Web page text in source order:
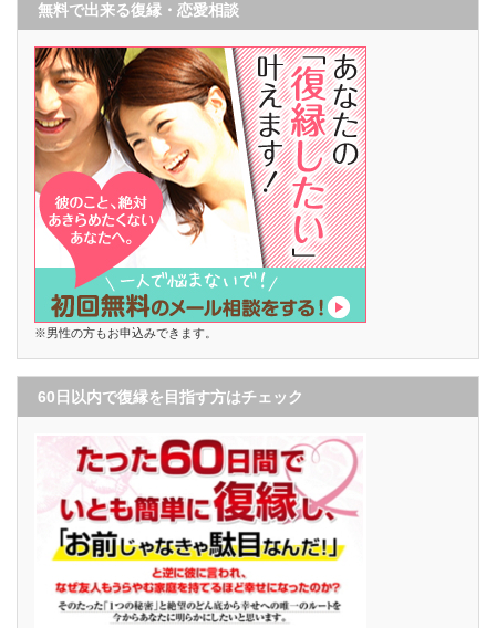
無料で出来る復縁・恋愛相談
※男性の方もお申込みできます。
60日以内で復縁を目指す方はチェック